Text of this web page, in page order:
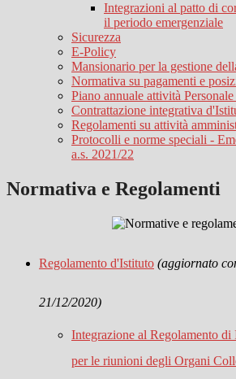
Integrazioni al patto di
il periodo emergenziale
Sicurezza
E-Policy
Mansionario per la gestione
Normativa su pagamenti e
Piano annuale attività
Contrattazione integrativa
Regolamenti su attività
Protocolli e norme speciali -
a.s. 2021/22
Normativa e Regolamenti
Regolamento d'Istituto (aggiornato
21/12/2020)
Integrazione al Regolamento di
per le riunioni degli Organi